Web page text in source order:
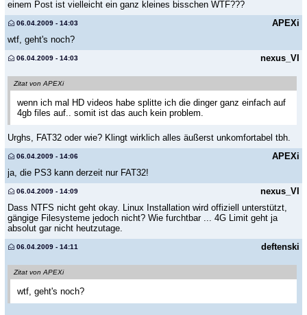
einem Post ist vielleicht ein ganz kleines bisschen WTF???
APEXi
06.04.2009 - 14:03
wtf, geht's noch?
nexus_VI
06.04.2009 - 14:03
Zitat von APEXi
wenn ich mal HD videos habe splitte ich die dinger ganz einfach auf
4gb files auf.. somit ist das auch kein problem.
Urghs, FAT32 oder wie? Klingt wirklich alles äußerst unkomfortabel tbh.
APEXi
06.04.2009 - 14:06
ja, die PS3 kann derzeit nur FAT32!
nexus_VI
06.04.2009 - 14:09
Dass NTFS nicht geht okay. Linux Installation wird offiziell unterstützt,
gängige Filesysteme jedoch nicht? Wie furchtbar ... 4G Limit geht ja
absolut gar nicht heutzutage.
deftenski
06.04.2009 - 14:11
Zitat von APEXi
wtf, geht's noch?